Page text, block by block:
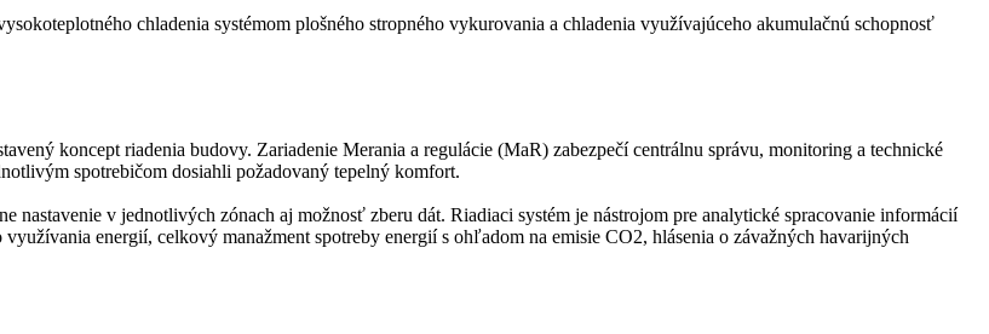
chladenia systémom plošného stropného vykurovania a chladenia využívajúceho akumulačnú schopnosť
koncept riadenia budovy. Zariadenie Merania a regulácie (MaR) zabezpečí centrálnu správu, monitoring a technické
spotrebičom dosiahli požadovaný tepelný komfort.
nastavenie v jednotlivých zónach aj možnosť zberu dát. Riadiaci systém je nástrojom pre analytické spracovanie informácií
energií, celkový manažment spotreby energií s ohľadom na emisie CO2, hlásenia o závažných havarijných